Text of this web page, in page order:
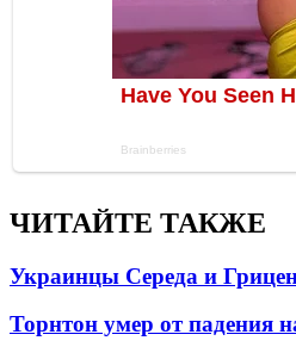
ЧИТАЙТЕ ТАКЖЕ
Украинцы Середа и
Торнтон умер от падения